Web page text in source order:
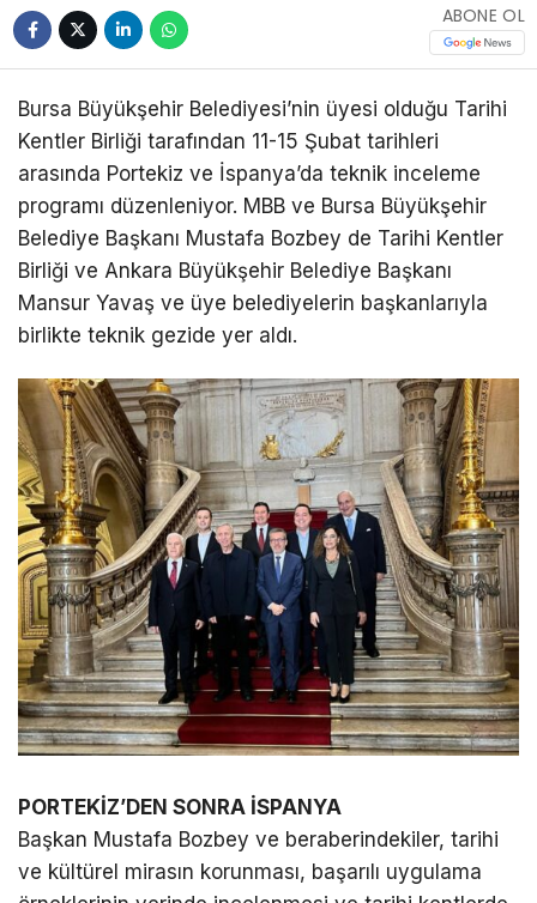
ABONE OL
Bursa Büyükşehir Belediyesi’nin üyesi olduğu Tarihi
Kentler Birliği tarafından 11-15 Şubat tarihleri
arasında Portekiz ve İspanya’da teknik inceleme
programı düzenleniyor. MBB ve Bursa Büyükşehir
Belediye Başkanı Mustafa Bozbey de Tarihi Kentler
Birliği ve Ankara Büyükşehir Belediye Başkanı
Mansur Yavaş ve üye belediyelerin başkanlarıyla
birlikte teknik gezide yer aldı.
PORTEKİZ’DEN SONRA İSPANYA
Başkan Mustafa Bozbey ve beraberindekiler, tarihi
ve kültürel mirasın korunması, başarılı uygulama